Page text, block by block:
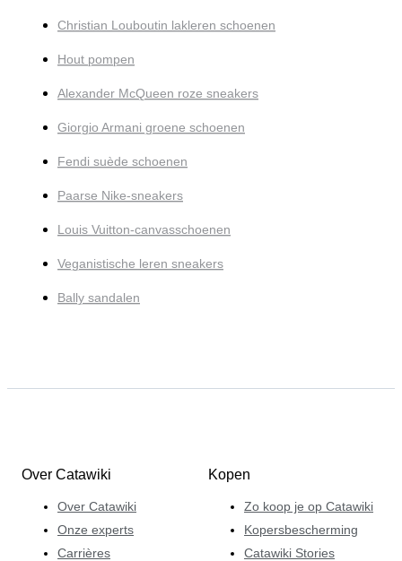
Christian Louboutin lakleren schoenen
Hout pompen
Alexander McQueen roze sneakers
Giorgio Armani groene schoenen
Fendi suède schoenen
Paarse Nike-sneakers
Louis Vuitton-canvasschoenen
Veganistische leren sneakers
Bally sandalen
Over Catawiki
Over Catawiki
Onze experts
Carrières
Kopen
Zo koop je op Catawiki
Kopersbescherming
Catawiki Stories